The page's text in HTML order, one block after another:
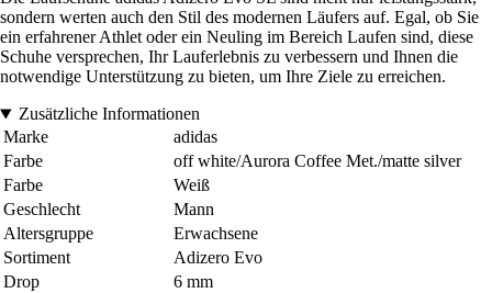
sondern werten auch den Stil des modernen Läufers auf. Egal, ob Sie
ein erfahrener Athlet oder ein Neuling im Bereich Laufen sind, diese
Schuhe versprechen, Ihr Lauferlebnis zu verbessern und Ihnen die
notwendige Unterstützung zu bieten, um Ihre Ziele zu erreichen.
Zusätzliche Informationen
Marke
adidas
Farbe
off white/Aurora Coffee Met./matte silver
Farbe
Weiß
Geschlecht
Mann
Altersgruppe
Erwachsene
Sortiment
Adizero Evo
Drop
6 mm